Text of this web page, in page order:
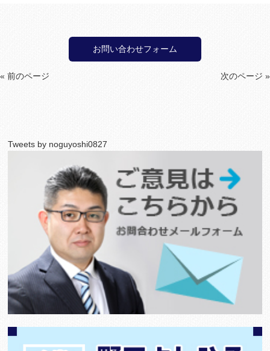
お問い合わせフォーム
« 前のページ 次のページ »
Tweets by noguyoshi0827